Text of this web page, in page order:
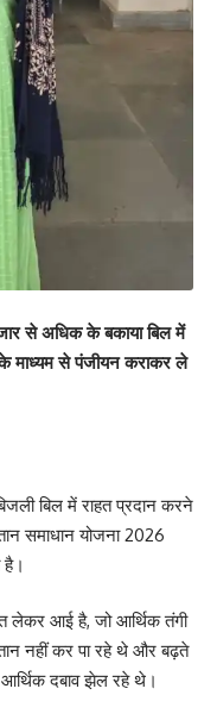
से अधिक के बकाया बिल में
के माध्यम से पंजीयन कराकर ले
बिल में राहत प्रदान करने
समाधान योजना 2026
लेकर आई है, जो आर्थिक तंगी
नहीं कर पा रहे थे और बढ़ते
आर्थिक दबाव झेल रहे थे।